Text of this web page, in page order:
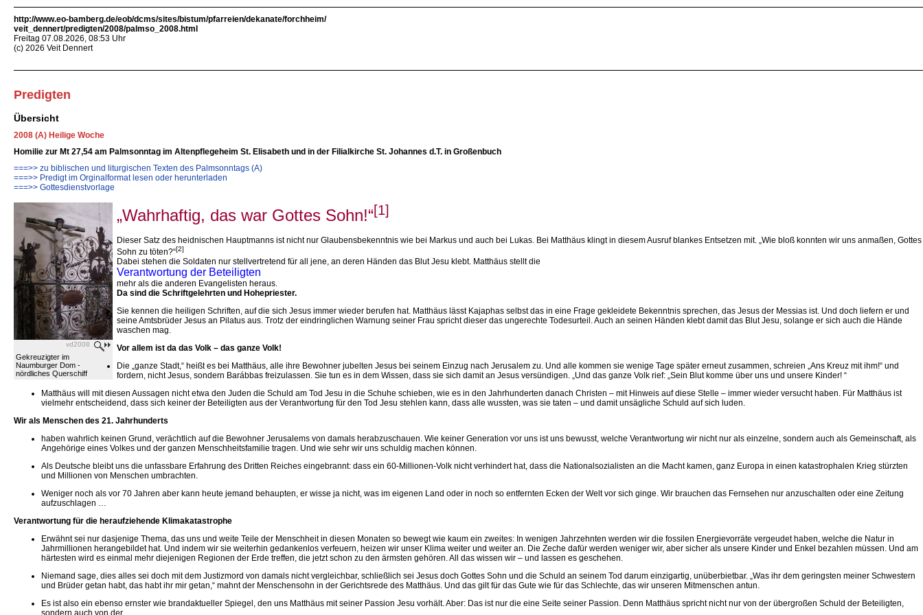
http://www.eo-bamberg.de/eob/dcms/sites/bistum/pfarreien/dekanate/forchheim/
veit_dennert/predigten/2008/palmso_2008.html
Freitag 07.08.2026, 08:53 Uhr
(c) 2026 Veit Dennert
Predigten
Übersicht
2008 (A) Heilige Woche
Homilie zur Mt 27,54 am Palmsonntag im Altenpflegeheim St. Elisabeth und in der Filialkirche St. Johannes d.T. in Großenbuch
===>> zu biblischen und liturgischen Texten des Palmsonntags (A)
===>> Predigt im Orginalformat lesen oder herunterladen
===>> Gottesdienstvorlage
vd2008
Gekreuzigter im
Naumburger Dom -
nördliches Querschiff
„Wahrhaftig, das war Gottes Sohn!“[1]
Dieser Satz des heidnischen Hauptmanns ist nicht nur Glaubensbekenntnis wie bei Markus und auch bei Lukas. Bei Matthäus klingt in diesem Ausruf blankes Entsetzen mit. „Wie bloß konnten wir uns anmaßen, Gottes
Sohn zu töten?“[2]
Dabei stehen die Soldaten nur stellvertretend für all jene, an deren Händen das Blut Jesu klebt. Matthäus stellt die
Verantwortung der Beteiligten
mehr als die anderen Evangelisten heraus.
Da sind die Schriftgelehrten und Hohepriester.
Sie kennen die heiligen Schriften, auf die sich Jesus immer wieder berufen hat. Matthäus lässt Kajaphas selbst das in eine Frage gekleidete Bekenntnis sprechen, das Jesus der Messias ist. Und doch liefern er und
seine Amtsbrüder Jesus an Pilatus aus. Trotz der eindringlichen Warnung seiner Frau spricht dieser das ungerechte Todesurteil. Auch an seinen Händen klebt damit das Blut Jesu, solange er sich auch die Hände
waschen mag.
Vor allem ist da das Volk – das ganze Volk!
Die „ganze Stadt,“ heißt es bei Matthäus, alle ihre Bewohner jubelten Jesus bei seinem Einzug nach Jerusalem zu. Und alle kommen sie wenige Tage später erneut zusammen, schreien „Ans Kreuz mit ihm!“ und
fordern, nicht Jesus, sondern Barábbas freizulassen. Sie tun es in dem Wissen, dass sie sich damit an Jesus versündigen. „Und das ganze Volk rief: „Sein Blut komme über uns und unsere Kinder! “
Matthäus will mit diesen Aussagen nicht etwa den Juden die Schuld am Tod Jesu in die Schuhe schieben, wie es in den Jahrhunderten danach Christen – mit Hinweis auf diese Stelle – immer wieder versucht haben. Für Matthäus ist
vielmehr entscheidend, dass sich keiner der Beteiligten aus der Verantwortung für den Tod Jesu stehlen kann, dass alle wussten, was sie taten – und damit unsägliche Schuld auf sich luden.
Wir als Menschen des 21. Jahrhunderts
haben wahrlich keinen Grund, verächtlich auf die Bewohner Jerusalems von damals herabzuschauen. Wie keiner Generation vor uns ist uns bewusst, welche Verantwortung wir nicht nur als einzelne, sondern auch als Gemeinschaft, als
Angehörige eines Volkes und der ganzen Menschheitsfamilie tragen. Und wie sehr wir uns schuldig machen können.
Als Deutsche bleibt uns die unfassbare Erfahrung des Dritten Reiches eingebrannt: dass ein 60-Millionen-Volk nicht verhindert hat, dass die Nationalsozialisten an die Macht kamen, ganz Europa in einen katastrophalen Krieg stürzten
und Millionen von Menschen umbrachten.
Weniger noch als vor 70 Jahren aber kann heute jemand behaupten, er wisse ja nicht, was im eigenen Land oder in noch so entfernten Ecken der Welt vor sich ginge. Wir brauchen das Fernsehen nur anzuschalten oder eine Zeitung
aufzuschlagen …
Verantwortung für die heraufziehende Klimakatastrophe
Erwähnt sei nur dasjenige Thema, das uns und weite Teile der Menschheit in diesen Monaten so bewegt wie kaum ein zweites: In wenigen Jahrzehnten werden wir die fossilen Energievorräte vergeudet haben, welche die Natur in
Jahrmillionen herangebildet hat. Und indem wir sie weiterhin gedankenlos verfeuern, heizen wir unser Klima weiter und weiter an. Die Zeche dafür werden weniger wir, aber sicher als unsere Kinder und Enkel bezahlen müssen. Und am
härtesten wird es einmal mehr diejenigen Regionen der Erde treffen, die jetzt schon zu den ärmsten gehören. All das wissen wir – und lassen es geschehen.
Niemand sage, dies alles sei doch mit dem Justizmord von damals nicht vergleichbar, schließlich sei Jesus doch Gottes Sohn und die Schuld an seinem Tod darum einzigartig, unüberbietbar. „Was ihr dem geringsten meiner Schwestern
und Brüder getan habt, das habt ihr mir getan,“ mahnt der Menschensohn in der Gerichtsrede des Matthäus. Und das gilt für das Gute wie für das Schlechte, das wir unseren Mitmenschen antun.
Es ist also ein ebenso ernster wie brandaktueller Spiegel, den uns Matthäus mit seiner Passion Jesu vorhält. Aber: Das ist nur die eine Seite seiner Passion. Denn Matthäus spricht nicht nur von der übergroßen Schuld der Beteiligten,
sondern auch von der